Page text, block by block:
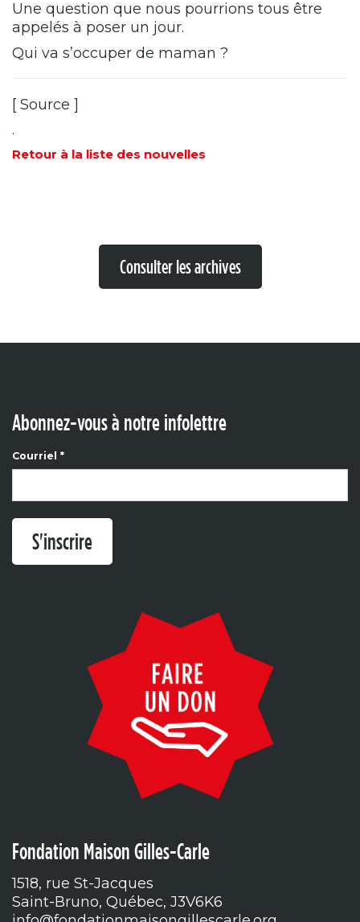
Une question que nous pourrions tous être
appelés à poser un jour.
Qui va s’occuper de maman ?
[ Source ]
.
Retour à la liste des nouvelles
Consulter les archives
Abonnez-vous à notre infolettre
Courriel *
S'inscrire
Fondation Maison Gilles-Carle
1518, rue St-Jacques
Saint-Bruno, Québec, J3V6K6